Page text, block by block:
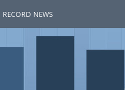
RECORD NEWS